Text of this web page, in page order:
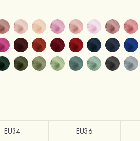
EU34 EU36